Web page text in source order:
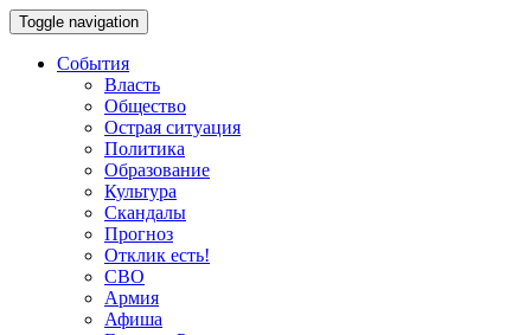
Toggle navigation
События
Власть
Общество
Острая ситуация
Политика
Образование
Культура
Скандалы
Прогноз
Отклик есть!
СВО
Армия
Афиша